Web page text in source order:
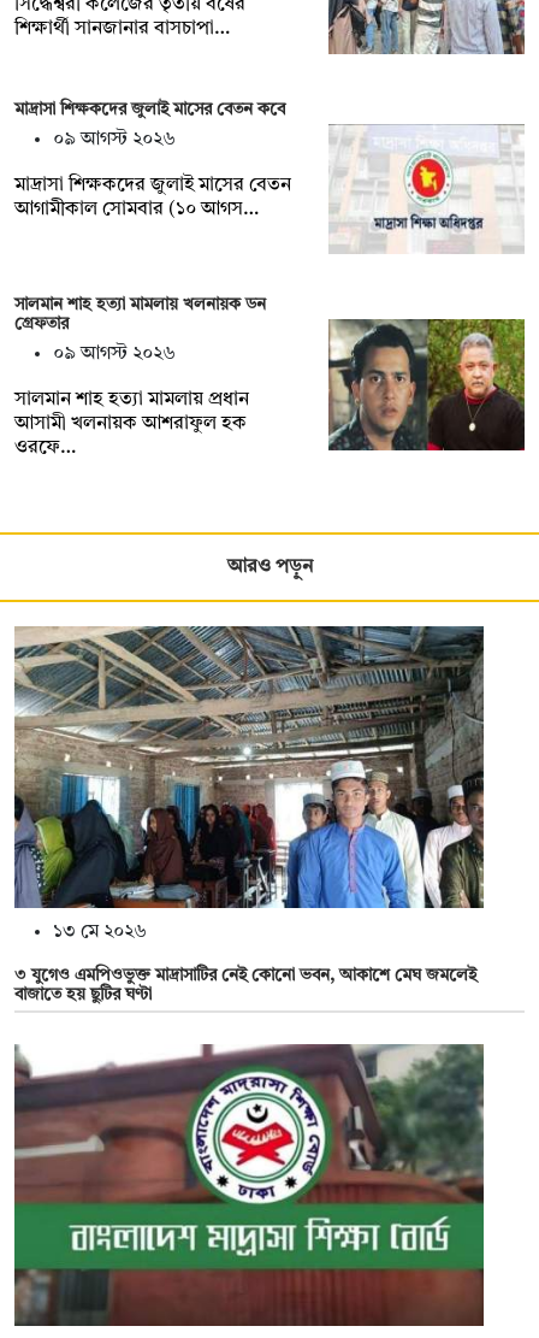
সিদ্ধেশ্বরী কলেজের তৃতীয় বর্ষের
শিক্ষার্থী সানজানার বাসচাপা…
মাদ্রাসা শিক্ষকদের জুলাই মাসের বেতন কবে
০৯ আগস্ট ২০২৬
মাদ্রাসা শিক্ষকদের জুলাই মাসের বেতন
আগামীকাল সোমবার (১০ আগস…
সালমান শাহ হত্যা মামলায় খলনায়ক ডন
গ্রেফতার
০৯ আগস্ট ২০২৬
সালমান শাহ হত্যা মামলায় প্রধান
আসামী খলনায়ক আশরাফুল হক
ওরফে…
আরও পড়ুন
১৩ মে ২০২৬
৩ যুগেও এমপিওভুক্ত মাদ্রাসাটির নেই কোনো ভবন, আকাশে মেঘ জমলেই
বাজাতে হয় ছুটির ঘণ্টা